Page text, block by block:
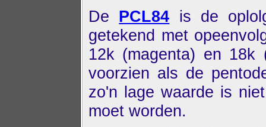
De PCL84 is de
getekend met
12k (magenta) en 18k
voorzien als de
zo'n lage waarde is
moet worden.